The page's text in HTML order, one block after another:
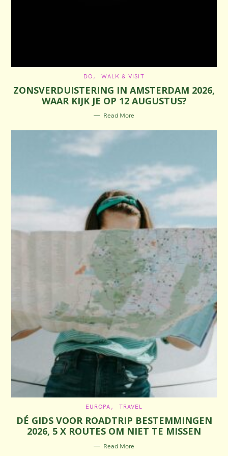
C
T
E
G
R
I
S
DO WALK & VISIT
ZONSVERDUISTERING IN AMSTERDAM 2026,
WAAR KIJK JE OP 12 AUGUSTUS?
Read More
T
E
G
O
R
I
EUROPA TRAVEL
DÉ GIDS VOOR ROADTRIP BESTEMMINGEN
2026, 5 X ROUTES OM NIET TE MISSEN
Read More